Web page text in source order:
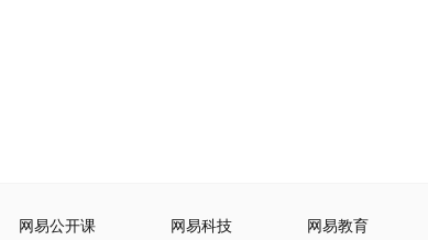
网易公开课 网易科技 网易教育